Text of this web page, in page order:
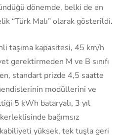
dönemde, belki de en
“Türk Malı” olarak gösterildi.
taşıma kapasitesi, 45 km/h
gerektirmeden M ve B sınıfı
standart prizde 4,5 saatte
modüllerini ve
5 kWh bataryalı, 3 yıl
bağımsız
yüksek, tek tuşla geri